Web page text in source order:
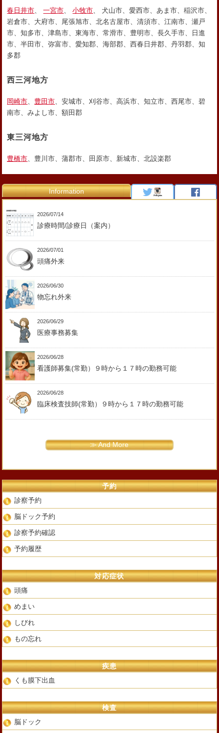
春日井市 、一宮市 、小牧市 、 犬山市、愛西市、あま市、稲沢市、
岩倉市、大府市、尾張旭市、北名古屋市、清須市、江南市、瀬戸
市、知多市、津島市、東海市、常滑市、豊明市、長久手市、日進
市、半田市、弥富市、愛知郡、海部郡、西春日井郡、丹羽郡、知
多郡
西三河地方
岡崎市 豊田市 、安城市、刈谷市、高浜市、知立市、西尾市、碧
南市、みよし市、額田郡
東三河地方
豊橋市 、豊川市、蒲郡市、田原市、新城市、北設楽郡
Information
2026/07/14
診療時間/診療日（案内）
2026/07/01
頭痛外来
2026/06/30
物忘れ外来
2026/06/29
医療事務募集
2026/06/28
看護師募集(常勤）９時から１７時の勤務可能
2026/06/28
臨床検査技師(常勤）９時から１７時の勤務可能
≫ And More
予約
診察予約
脳ドック予約
診察予約確認
予約履歴
対応症状
頭痛
めまい
しびれ
もの忘れ
疾患
くも膜下出血
検査
脳ドック